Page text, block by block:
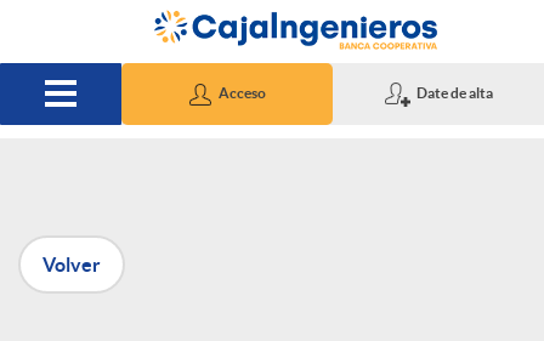
Saltar al contenido principal
Acceso Date de alta
P
u
Volver